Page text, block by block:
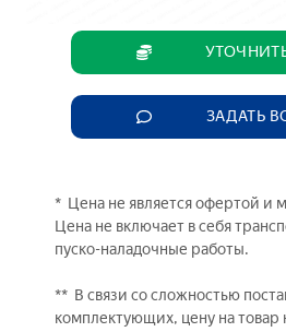
ЗАДАТЬ
* Цена не является офертой и
Цена не включает в себя
пуско-наладочные работы.
** В связи со сложностью
комплектующих, цену на товар